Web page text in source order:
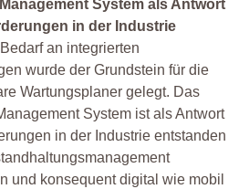
System als Antwort
in der Industrie
an integrierten
wurde der Grundstein für die
Wartungsplaner gelegt. Das
System ist als Antwort
in der Industrie entstanden
und konsequent digital wie mobil